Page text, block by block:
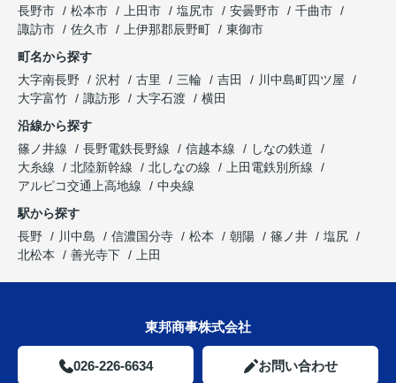
長野市
松本市 上田市 塩尻市 安曇野市
千曲市
諏訪市
佐久市 上伊那郡辰野町
東御市
町名から探す
大字南長野
沢村 古里 三輪 吉田
川中島町四ツ屋
大字富竹
諏訪形 大字石渡
横田
沿線から探す
篠ノ井線
長野電鉄長野線 信越本線
しなの鉄道
大糸線
北陸新幹線 北しなの線
上田電鉄別所線
アルピコ交通上高地線
中央線
駅から探す
長野
川中島 信濃国分寺 松本 朝陽 篠ノ井
塩尻
北松本
善光寺下 上田
東邦商事株式会社
026-226-6634 お問い合わせ